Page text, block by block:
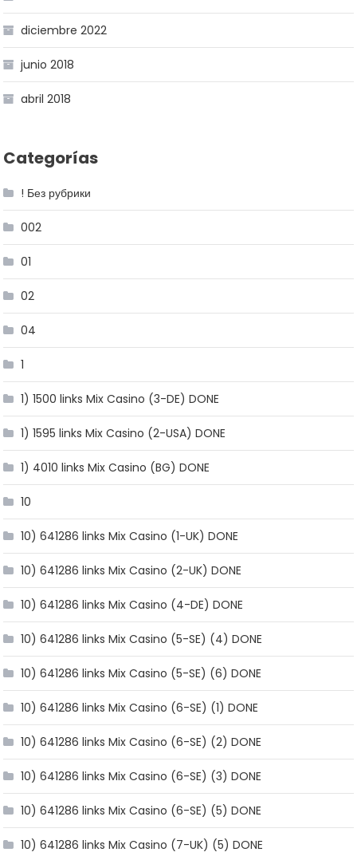
diciembre 2022
junio 2018
abril 2018
Categorías
! Без рубрики
002
01
02
04
1
1) 1500 links Mix Casino (3-DE) DONE
1) 1595 links Mix Casino (2-USA) DONE
1) 4010 links Mix Casino (BG) DONE
10
10) 641286 links Mix Casino (1-UK) DONE
10) 641286 links Mix Casino (2-UK) DONE
10) 641286 links Mix Casino (4-DE) DONE
10) 641286 links Mix Casino (5-SE) (4) DONE
10) 641286 links Mix Casino (5-SE) (6) DONE
10) 641286 links Mix Casino (6-SE) (1) DONE
10) 641286 links Mix Casino (6-SE) (2) DONE
10) 641286 links Mix Casino (6-SE) (3) DONE
10) 641286 links Mix Casino (6-SE) (5) DONE
10) 641286 links Mix Casino (7-UK) (5) DONE